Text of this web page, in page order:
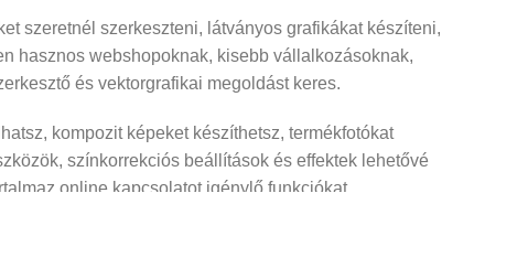
szeretnél szerkeszteni, látványos grafikákat készíteni,
hasznos webshopoknak, kisebb vállalkozásoknak,
és vektorgrafikai megoldást keres.
kompozit képeket készíthetsz, termékfotókat
színkorrekciós beállítások és effektek lehetővé
online kapcsolatot igénylő funkciókat.